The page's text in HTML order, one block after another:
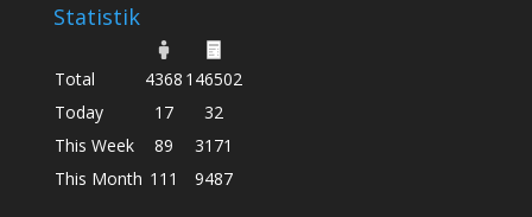
Statistik
Total 4368 146502
Today
17
32
This Week
89
3171
This Month 111 9487